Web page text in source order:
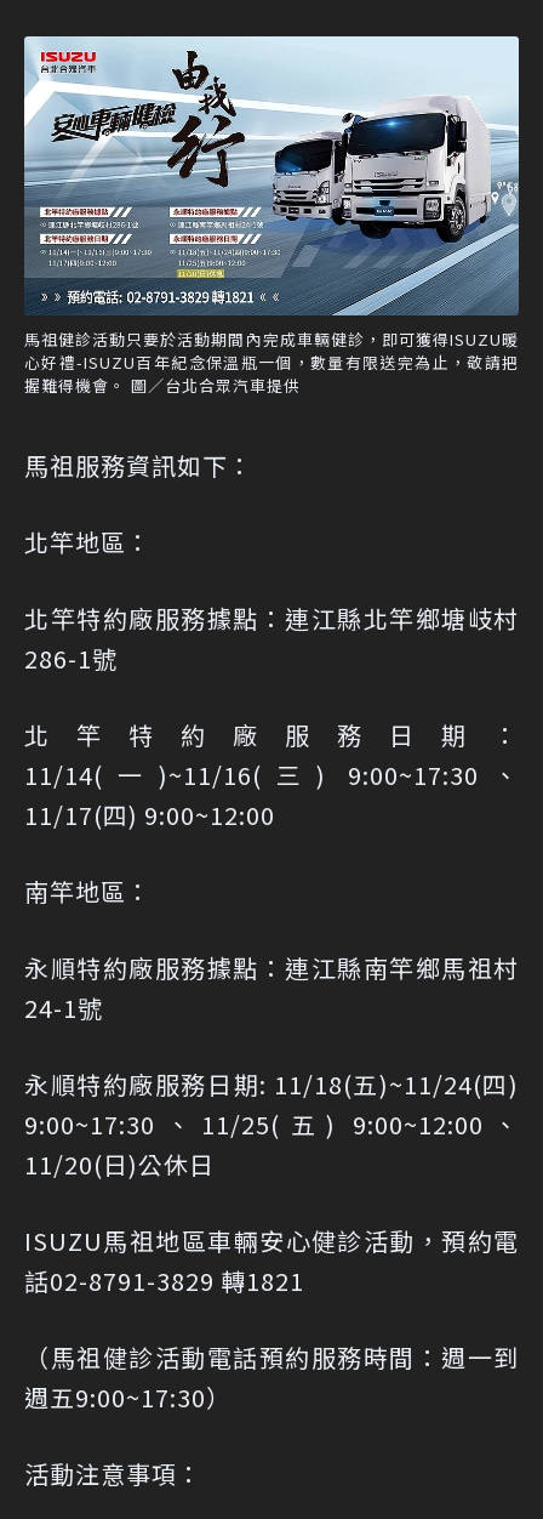
馬祖健診活動只要於活動期間內完成車輛健診，即可獲得ISUZU暖
心好禮-ISUZU百年紀念保溫瓶一個，數量有限送完為止，敬請把
握難得機會。 圖／台北合眾汽車提供
馬祖服務資訊如下：
北竿地區：
北竿特約廠服務據點：連江縣北竿鄉塘岐村
286-1號
北竿特約廠服務日期：
11/14(一)~11/16(三) 9:00~17:30、
11/17(四) 9:00~12:00
南竿地區：
永順特約廠服務據點：連江縣南竿鄉馬祖村
24-1號
永順特約廠服務日期: 11/18(五)~11/24(四)
9:00~17:30、11/25(五) 9:00~12:00、
11/20(日)公休日
ISUZU馬祖地區車輛安心健診活動，預約電
話02-8791-3829 轉1821
（馬祖健診活動電話預約服務時間：週一到
週五9:00~17:30）
活動注意事項：